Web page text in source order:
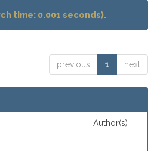
time: 0.001 seconds).
previous 1 next
Author(s)